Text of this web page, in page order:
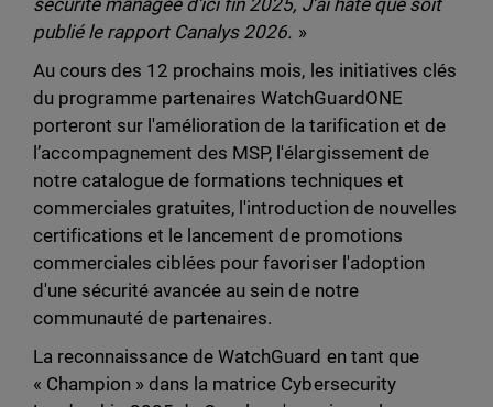
sécurité managée d’ici fin 2025, J’ai hâte que soit
publié le rapport Canalys 2026. »
Au cours des 12 prochains mois, les initiatives clés
du programme partenaires WatchGuardONE
porteront sur l'amélioration de la tarification et de
l’accompagnement des MSP, l'élargissement de
notre catalogue de formations techniques et
commerciales gratuites, l'introduction de nouvelles
certifications et le lancement de promotions
commerciales ciblées pour favoriser l'adoption
d'une sécurité avancée au sein de notre
communauté de partenaires.
La reconnaissance de WatchGuard en tant que
« Champion » dans la matrice Cybersecurity